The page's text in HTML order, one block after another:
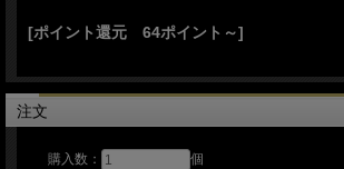
■商品■Nathan's Honing Oil■新品■
■LANSKY【ランスキー】■ ホーニングオイル 120ml
maintenance
＊製造時、輸送に伴う擦り傷、箱の凹み等ある場合がござ
＊写真はサンプルとなります
[ポイント還元 64ポイント～]
注文
購入数： 個